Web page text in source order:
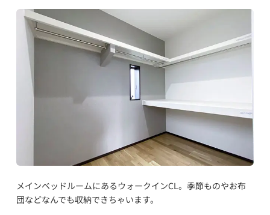
メインベッドルームにあるウォークインCL。季節ものやお布
団などなんでも収納できちゃいます。